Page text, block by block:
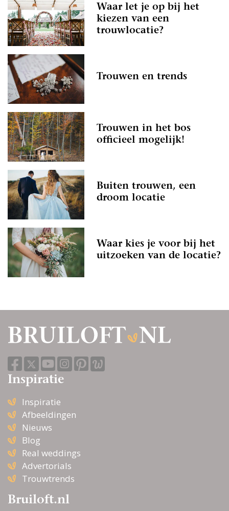
Waar let je op bij het
kiezen van een
trouwlocatie?
Trouwen en trends
Trouwen in het bos
officieel mogelijk!
Buiten trouwen, een
droom locatie
Waar kies je voor bij het
uitzoeken van de locatie?
Inspiratie
Inspiratie
Afbeeldingen
Nieuws
Blog
Real weddings
Advertorials
Trouwtrends
Bruiloft.nl